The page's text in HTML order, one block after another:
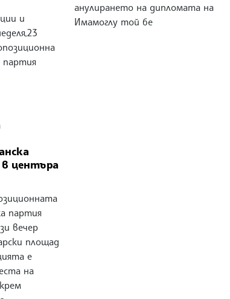
и
партия
анулирането на дипломата на
Имамоглу той бе
центъра
партия
вечер
площад
е
на